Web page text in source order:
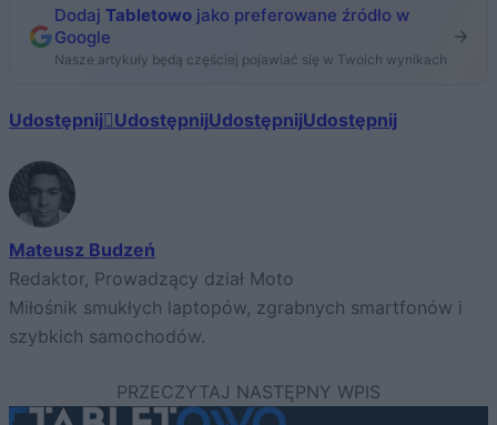
Dodaj Tabletowo jako preferowane źródło w
Google
Nasze artykuły będą częściej pojawiać się w Twoich wynikach
Udostępnij UdostępnijUdostępnijUdostępnij
Mateusz Budzeń
Redaktor, Prowadzący dział Moto
Miłośnik smukłych laptopów, zgrabnych smartfonów i
szybkich samochodów.